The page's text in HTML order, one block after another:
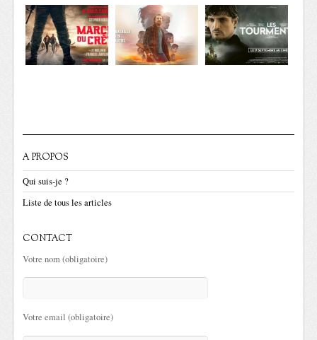
A PROPOS
Qui suis-je ?
Liste de tous les articles
CONTACT
Votre nom (obligatoire)
Votre email (obligatoire)